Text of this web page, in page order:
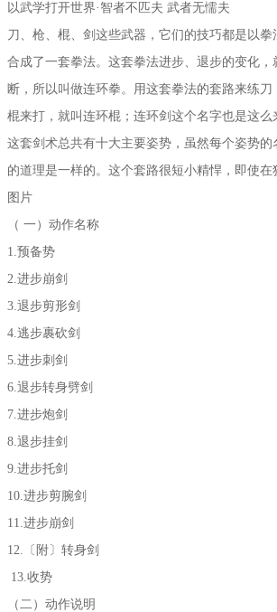
以武学打开世界·智者不匹夫 武者无懦夫
刀、枪、棍、剑这些武器，它们的技巧都是以
合成了一套拳法。这套拳法进步、退步的变化
断，所以叫做连环拳。用这套拳法的套路来练
棍来打，就叫连环棍；连环剑这个名字也是这么
这套剑术总共有十大主要姿势，虽然每个姿势
的道理是一样的。这个套路很短小精悍，即使
图片
（ 一）动作名称
1.预备势
2.进步崩剑
3.退步剪形剑
4.逃步裹砍剑
5.进步刺剑
6.退步转身劈剑
7.进步炮剑
8.退步挂剑
9.进步托剑
10.进步剪腕剑
11.进步崩剑
12.〔附〕转身剑
13.收势
（二）动作说明